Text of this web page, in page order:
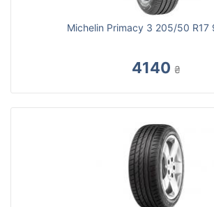
Michelin Primacy 3 205/50 R17
4140 ₴